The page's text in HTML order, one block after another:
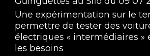
Une expérimentation sur le
permettre de tester des
électriques « intermédiaires »
les besoins